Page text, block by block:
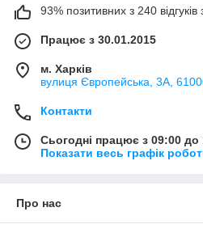
93% позитивних з 240 відгуків
Працює з 30.01.2015
м. Харків
вулиця Європейська, 3А,
Контакти
Сьогодні працює з 09:00 до
Показати весь графік
Про нас